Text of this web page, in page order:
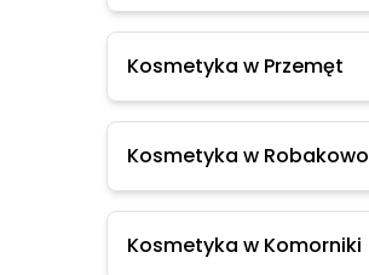
Kosmetyka w Przemęt
Kosmetyka w Robakowo
Kosmetyka w Komorniki